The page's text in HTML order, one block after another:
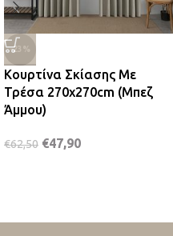
-23%
Κουρτίνα Σκίασης Με
Τρέσα 270x270cm (Μπεζ
Άμμου)
€62,50 €47,90